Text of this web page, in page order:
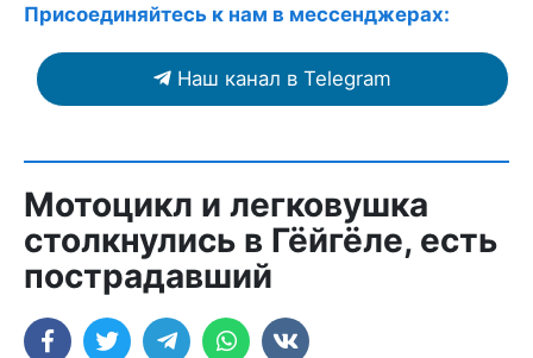
Присоединяйтесь к нам в мессенджерах:
Наш канал в Telegram
Мотоцикл и легковушка
столкнулись в Гёйгёле, есть
пострадавший